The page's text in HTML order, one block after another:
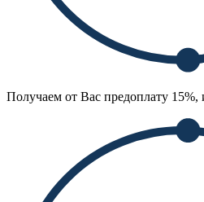
Получаем от Вас предоплату 15%,